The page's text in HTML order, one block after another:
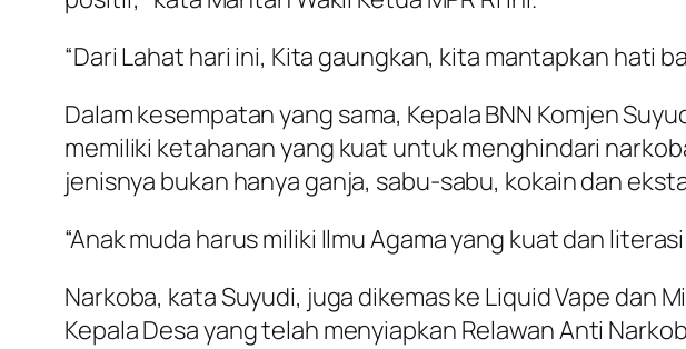
“Dari Lahat hari ini, Kita gaungkan, kita mantapkan hati
Dalam kesempatan yang sama, Kepala BNN Komjen
memiliki ketahanan yang kuat untuk menghindari
jenisnya bukan hanya ganja, sabu-sabu, kokain dan
“Anak muda harus miliki Ilmu Agama yang kuat dan
Narkoba, kata Suyudi, juga dikemas ke Liquid Vape dan
Kepala Desa yang telah menyiapkan Relawan Anti